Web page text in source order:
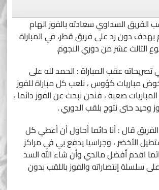
الفريق السداوي سعادته بالفوز الهام
بهدف دون رد على فريق قطر، في المباراة
الثالث عشر من دوري النجوم.
عقب المباراة : الحمد لله على
مباريات كؤوس ، نلعب كل مباراة للفوز
صعبة ، فنحن نبحث عن الفوز دائما ،
وحيد حتى نتوج بلقب الدوري .
قال : أنا دائما أحاول أن أعطي كل
الأخضر ، وجراسيا يدفع بي في مراكز
اقدم أفضل مالدي وأن شاء الله السد
سلسلة إنتصاراته والفوز باللقب بدون